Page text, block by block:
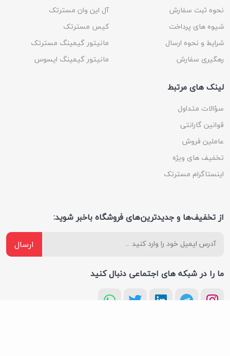
نحوه ثبت سفارش
شیوه های پرداخت
شرایط و نحوه ارسال
رهگیری سفارش
آل این وان مسترتک
کیس مسترتک
مانیتور گیمینگ مسترتک
مانیتور گیمینگ ایسوس
لینک های مرتبط
سؤالات متداول
قوانین گارانتی
عاملین فروش
تخفیف های ویژه
اینستاگرام مسترتک
از تخفیف‌ها و جدیدترین‌های فروشگاه باخبر شوید:
ارسال
ما را در شبکه های اجتماعی دنبال کنید